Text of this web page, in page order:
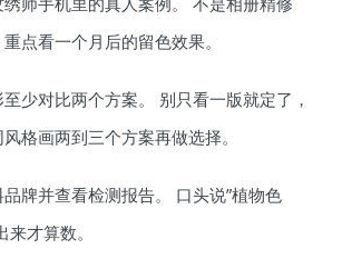
点看一个月后的留色效果。
少对比两个方案。 别只看一版就定了，
格画两到三个方案再做选择。
牌并查看检测报告。 口头说”植物色
才算数。